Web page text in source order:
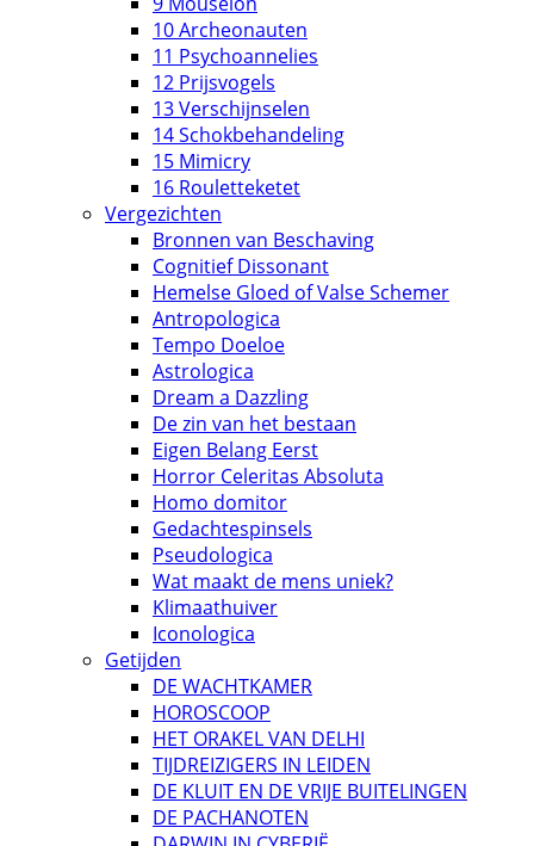
10 Archeonauten
11 Psychoannelies
12 Prijsvogels
13 Verschijnselen
14 Schokbehandeling
15 Mimicry
16 Rouletteketet
Vergezichten
Bronnen van Beschaving
Cognitief Dissonant
Hemelse Gloed of Valse Schemer
Antropologica
Tempo Doeloe
Astrologica
Dream a Dazzling
De zin van het bestaan
Eigen Belang Eerst
Horror Celeritas Absoluta
Homo domitor
Gedachtespinsels
Pseudologica
Wat maakt de mens uniek?
Klimaathuiver
Iconologica
Getijden
DE WACHTKAMER
HOROSCOOP
HET ORAKEL VAN DELHI
TIJDREIZIGERS IN LEIDEN
DE KLUIT EN DE VRIJE BUITELINGEN
DE PACHANOTEN